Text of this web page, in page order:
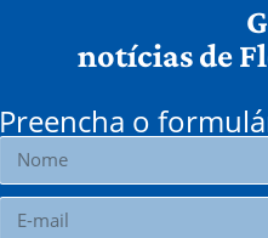
notícias de
Preencha o